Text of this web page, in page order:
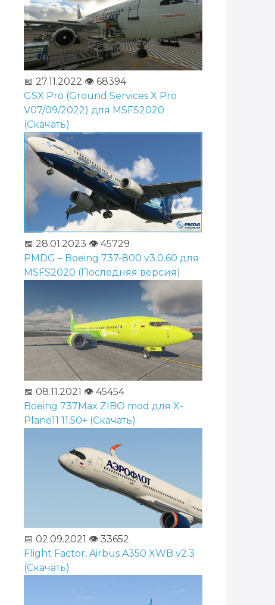
📅 27.11.2022 👁️ 68394
GSX Pro (Ground Services X Pro
V07/09/2022) для MSFS2020
(Скачать)
📅 28.01.2023 👁️ 45729
PMDG – Boeing 737-800 v3.0.60 для
MSFS2020 (Последняя версия)
📅 08.11.2021 👁️ 45454
Boeing 737Max ZIBO mod для X-
Plane11 11.50+ (Скачать)
📅 02.09.2021 👁️ 33652
Flight Factor, Airbus A350 XWB v2.3
(Скачать)